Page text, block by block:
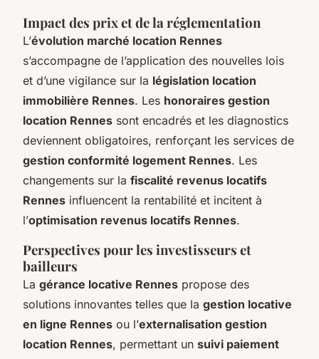
Impact des prix et de la réglementation
L’évolution marché location Rennes
s’accompagne de l’application des nouvelles lois
et d’une vigilance sur la législation location
immobilière Rennes. Les honoraires gestion
location Rennes sont encadrés et les diagnostics
deviennent obligatoires, renforçant les services de
gestion conformité logement Rennes. Les
changements sur la fiscalité revenus locatifs
Rennes influencent la rentabilité et incitent à
l’optimisation revenus locatifs Rennes.
Perspectives pour les investisseurs et
bailleurs
La gérance locative Rennes propose des
solutions innovantes telles que la gestion locative
en ligne Rennes ou l’externalisation gestion
location Rennes, permettant un suivi paiement